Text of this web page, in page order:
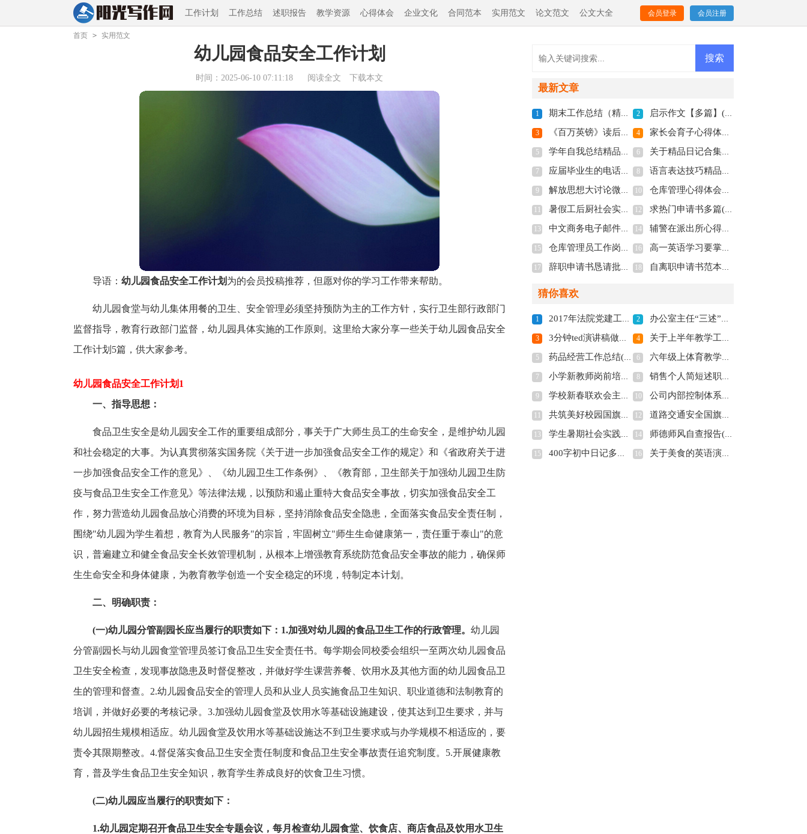
工作计划 工作总结 述职报告 教学资源 心得体会 企业文化 合同范本 实用范文 论文范文 公文大全 会员登录 会员注册
首页 > 实用范文
幼儿园食品安全工作计划
时间：2025-06-10 07:11:18 阅读全文 下载本文
导语： 幼儿园食品安全工作计划 为的会员投稿推荐，但愿对你的学习工作带来帮助。
幼儿园食堂与幼儿集体用餐的卫生、安全管理必须坚持预防为主的工作方针，实行卫生部行政部门
监督指导，教育行政部门监督，幼儿园具体实施的工作原则。这里给大家分享一些关于幼儿园食品安全
工作计划5篇，供大家参考。
幼儿园食品安全工作计划1
一、指导思想：
食品卫生安全是幼儿园安全工作的重要组成部分，事关于广大师生员工的生命安全，是维护幼儿园
和社会稳定的大事。为认真贯彻落实国务院《关于进一步加强食品安全工作的规定》和《省政府关于进
一步加强食品安全工作的意见》、《幼儿园卫生工作条例》、《教育部，卫生部关于加强幼儿园卫生防
疫与食品卫生安全工作意见》等法律法规，以预防和遏止重特大食品安全事故，切实加强食品安全工
作，努力营造幼儿园食品放心消费的环境为目标，坚持消除食品安全隐患，全面落实食品安全责任制，
围绕"幼儿园为学生着想，教育为人民服务"的宗旨，牢固树立"师生生命健康第一，责任重于泰山"的意
识，普遍建立和健全食品安全长效管理机制，从根本上增强教育系统防范食品安全事故的能力，确保师
生生命安全和身体健康，为教育教学创造一个安全稳定的环境，特制定本计划。
二、明确职责：
(一)幼儿园分管副园长应当履行的职责如下：1.加强对幼儿园的食品卫生工作的行政管理。 幼儿园
分管副园长与幼儿园食堂管理员签订食品卫生安全责任书。每学期会同校委会组织一至两次幼儿园食品
卫生安全检查，发现事故隐患及时督促整改，并做好学生课营养餐、饮用水及其他方面的幼儿园食品卫
生的管理和督查。2.幼儿园食品安全的管理人员和从业人员实施食品卫生知识、职业道德和法制教育的
培训，并做好必要的考核记录。3.加强幼儿园食堂及饮用水等基础设施建设，使其达到卫生要求，并与
幼儿园招生规模相适应。幼儿园食堂及饮用水等基础设施达不到卫生要求或与办学规模不相适应的，要
责令其限期整改。4.督促落实食品卫生安全责任制度和食品卫生安全事故责任追究制度。5.开展健康教
育，普及学生食品卫生安全知识，教育学生养成良好的饮食卫生习惯。
(二)幼儿园应当履行的职责如下：
1.幼儿园定期召开食品卫生安全专题会议，每月检查幼儿园食堂、饮食店、商店食品及饮用水卫生
最新文章
1 期末工作总结（精彩多篇）(全文共5521字) 2 启示作文【多篇】(全文共1400字)
3 《百万英镑》读后感精品多篇(全文共5067字) 4 家长会育子心得体会优质多篇(全文共7714字)
5 学年自我总结精品精彩多篇(全文共8656字) 6 关于精品日记合集多篇(全文共4526字)
7 应届毕业生的电话面试技巧分享(全文共3555字) 8 语言表达技巧精品多篇(全文共9049字)
9 解放思想大讨论微党课讲稿(全文共1336字) 10 仓库管理心得体会（合集6篇）(全文共11031字)
暑假工后厨社会实践报告新版多篇(全文共8094字) 12 求热门申请书多篇(全文共3968字)
13 中文商务电子邮件格式（通用多篇）(全文共2381字) 14 辅警在派出所心得体会多篇(全文共7685字)
15 仓库管理员工作岗位职责（精品多篇）(全文共1764字) 16 高一英语学习要掌握哪些部分(全文共959字)
17 辞职申请书恳请批准【精品多篇】(全文共1993字) 18 自离职申请书范本多篇(全文共4524字)
猜你喜欢
1 2017年法院党建工作总结范文_法院党建工作总结2017(全文共5784字) 2 办公室主任“三述”报告(全文共2002字)
3 3分钟ted演讲稿做自己多篇(全文共5020字) 4 关于上半年教学工作总结汇编七篇(全文共11588字)
5 药品经营工作总结(精选多篇)(全文共8098字) 6 六年级上体育教学计划(全文共3486字)
7 小学新教师岗前培训心得工作总结(全文共4085字) 8 销售个人简短述职报告6篇(全文共8491字)
9 学校新春联欢会主持词(全文共7103字) 10 公司内部控制体系评价报告(全文共6454字)
共筑美好校园国旗下讲话稿(全文共4366字) 12 道路交通安全国旗下演讲话稿(全文共2634字)
13 学生暑期社会实践总结(全文共21451字) 14 师德师风自查报告(全文共10969字)
15 400字初中日记多篇(全文共2944字) 16 关于美食的英语演讲稿多篇(全文共1078字)